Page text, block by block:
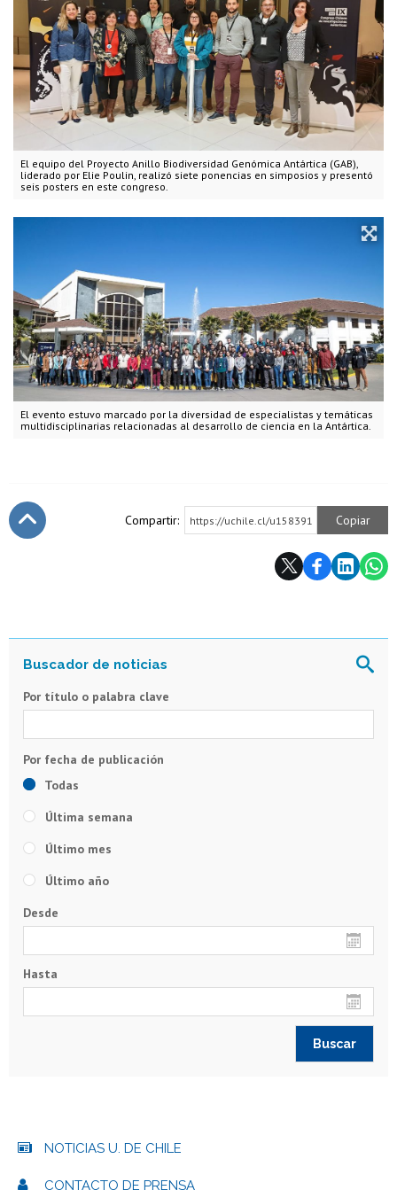
El equipo del Proyecto Anillo Biodiversidad Genómica Antártica (GAB),
liderado por Elie Poulin, realizó siete ponencias en simposios y presentó
seis posters en este congreso.
El evento estuvo marcado por la diversidad de especialistas y temáticas
multidisciplinarias relacionadas al desarrollo de ciencia en la Antártica.
Compartir: https://uchile.cl/u158391 Copiar
Por título o palabra clave
Todas
Última semana
Último mes
Último año
Desde
Hasta
NOTICIAS U. DE CHILE
CONTACTO DE PRENSA